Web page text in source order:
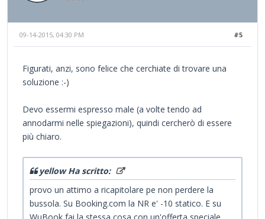
#5
09-14-2015, 04:30 PM
Figurati, anzi, sono felice che cerchiate di trovare una
soluzione :-)
Devo essermi espresso male (a volte tendo ad
annodarmi nelle spiegazioni), quindi cercherò di essere
più chiaro.
yellow Ha scritto:
provo un attimo a ricapitolare pe non perdere la
bussola. Su Booking.com la NR e' -10 statico. E su